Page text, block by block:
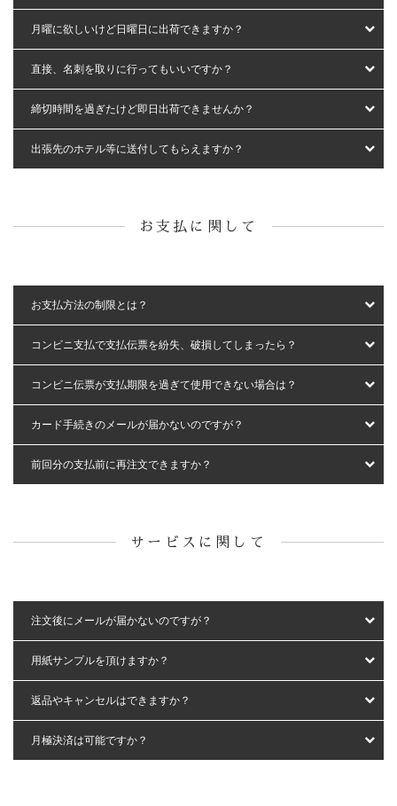
月曜に欲しいけど日曜日に出荷できますか？
直接、名刺を取りに行ってもいいですか？
締切時間を過ぎたけど即日出荷できませんか？
出張先のホテル等に送付してもらえますか？
お支払に関して
お支払方法の制限とは？
コンビニ支払で支払伝票を紛失、破損してしまったら？
コンビニ伝票が支払期限を過ぎて使用できない場合は？
カード手続きのメールが届かないのですが？
前回分の支払前に再注文できますか？
サービスに関して
注文後にメールが届かないのですが？
用紙サンプルを頂けますか？
返品やキャンセルはできますか？
月極決済は可能ですか？